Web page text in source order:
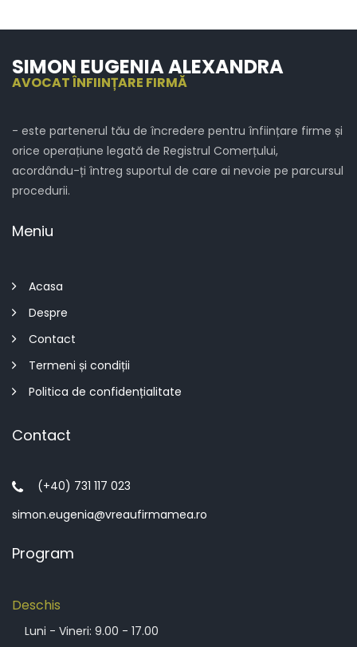
SIMON EUGENIA ALEXANDRA
AVOCAT ÎNFIINȚARE FIRMĂ
- este partenerul tău de încredere pentru înființare firme și
orice operațiune legată de Registrul Comerțului,
acordându-ți întreg suportul de care ai nevoie pe parcursul
procedurii.
Meniu
Acasa
Despre
Contact
Termeni și condiții
Politica de confidențialitate
Contact
(+40) 731 117 023
simon.eugenia@vreaufirmamea.ro
Program
Deschis
Luni - Vineri: 9.00 - 17.00